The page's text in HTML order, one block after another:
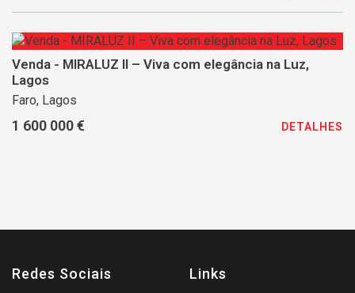
Venda - MIRALUZ II – Viva com elegância na Luz,
Lagos
Faro, Lagos
1 600 000 € DETALHES
Redes Sociais Links